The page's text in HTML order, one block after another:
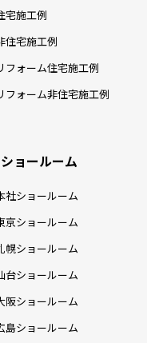
宅施工例
住宅施工例
フォーム住宅施工例
フォーム非住宅施工例
ショールーム
社ショールーム
京ショールーム
幌ショールーム
台ショールーム
阪ショールーム
島ショールーム